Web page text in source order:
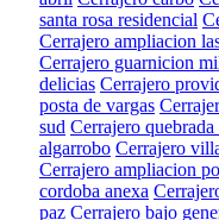
santa rosa residencial
Cerrajero ampliacion
Cerrajero guarnicion
delicias Cerrajero
posta de vargas
sud Cerrajero quebrada
algarrobo Cerrajero
Cerrajero ampliacion
cordoba anexa
paz Cerrajero bajo